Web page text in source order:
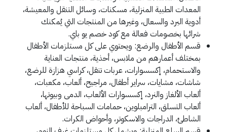
المعدات الطبية المنزلية، مسكنات، وسائل التنقل والمعيشة،
أدوية البرد والسعال، وغيرها من المنتجات التي يُمكنك
شرائها بخصومات فعالة مع كود خصم يو باي.
قسم الأطفال والرضع: ويحتوي على كل مستلزمات الأطفال
بمختلف أعمارهم من ملابس، أحذية، منتجات العناية
والاستحمام، إكسسوارات، عربات تنقل، كراسي هزازة للرضع،
شاشات، مشايات، سراير أطفال، مراجيح، ألعاب، مكعبات،
ألعاب الألغاز والنرد، إكسسوارات الألعاب، الدمى وبيوتها،
ألعاب التسلق، الترامبلوين، حمامات السباحة للأطفال، ألعاب
الشاطئ، الدراجات والاسكوتر، وأحواض الكرات.